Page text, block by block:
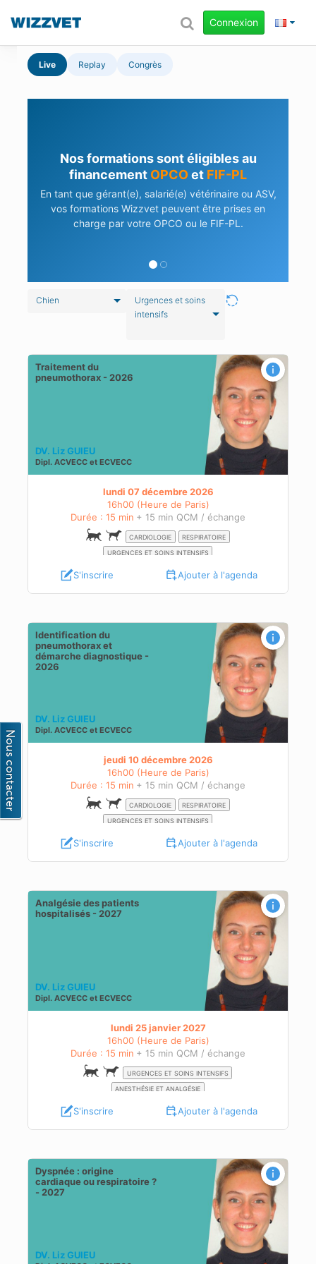
Connexion
Live Replay Congrès
Nos formations sont éligibles au
financement OPCOet FIF-PL
En tant que gérant(e), salarié(e) vétérinaire ou ASV,
vos formations Wizzvet peuvent être prises en
charge par votre OPCO ou le FIF-PL.
Chien
Urgences et soins
intensifs
Traitement du
pneumothorax - 2026
DV. Liz GUIEU
Dipl. ACVECC et ECVECC
lundi 07 décembre 2026
16h00 (Heure de Paris)
Durée : 15 min + 15 min QCM / échange
CARDIOLOGIE
RESPIRATOIRE
URGENCES ET SOINS INTENSIFS
S'inscrire Ajouter à l'agenda
Identification du
pneumothorax et
démarche diagnostique -
2026
DV. Liz GUIEU
Dipl. ACVECC et ECVECC
jeudi 10 décembre 2026
16h00 (Heure de Paris)
Durée : 15 min + 15 min QCM / échange
CARDIOLOGIE
RESPIRATOIRE
URGENCES ET SOINS INTENSIFS
S'inscrire Ajouter à l'agenda
Analgésie des patients
hospitalisés - 2027
DV. Liz GUIEU
Dipl. ACVECC et ECVECC
lundi 25 janvier 2027
16h00 (Heure de Paris)
Durée : 15 min + 15 min QCM / échange
URGENCES ET SOINS INTENSIFS
ANESTHÉSIE ET ANALGÉSIE
S'inscrire Ajouter à l'agenda
Dyspnée : origine
cardiaque ou respiratoire ?
- 2027
DV. Liz GUIEU